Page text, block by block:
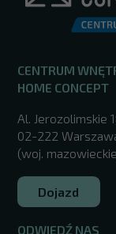
CENTRUM
HOME CONCEPT
Al. Jerozolimskie
02-222
(woj.
Dojazd
ODWIEDŹ NAS